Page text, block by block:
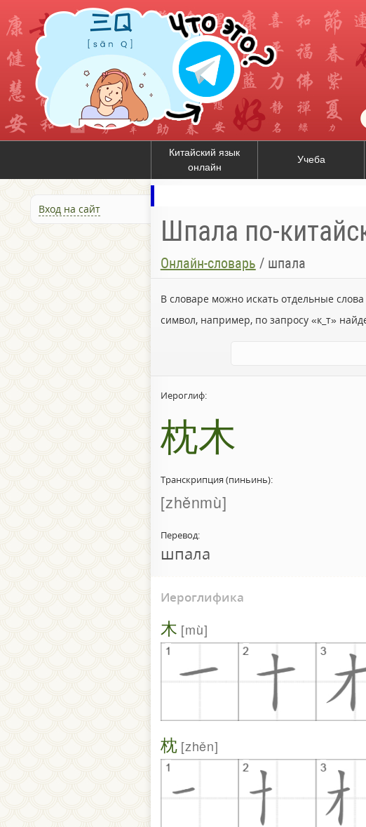
Китайский язык
онлайн
Учеба
Вход на сайт
Шпала по-
Онлайн-словарь / шпала
В словаре можно искать отдельные
символ, например, по запросу «к_т»
Иероглиф:
枕木
Транскрипция (пиньинь):
zhěnmù
Перевод:
шпала
Иероглифика
木 mù
枕 zhěn